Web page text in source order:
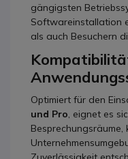
gängigsten
Softwareinstallation
als auch Besuchern
Optimiert für den
und Pro , eignet es